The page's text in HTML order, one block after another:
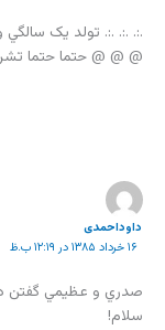
.:. .:. .:. تولد يک
@ @ @ حتما حتما
داوداحمدی
۱۶ خرداد ۱۳۸۵ در ۱۲:۱۹ ب.ظ
صدري و عظيمي گفتن
سلام!